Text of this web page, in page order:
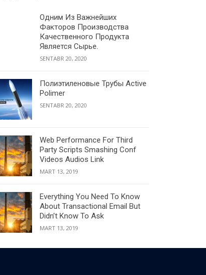
Одним Из Важнейших
Факторов Производства
Качественного Продукта
Является Сырье.
SENTABR 20, 2020
Полиэтиленовые Трубы Active
Polimer
SENTABR 20, 2020
Web Performance For Third
Party Scripts Smashing Conf
Videos Audios Link
MART 13, 2019
Everything You Need To Know
About Transactional Email But
Didn’t Know To Ask
MART 13, 2019